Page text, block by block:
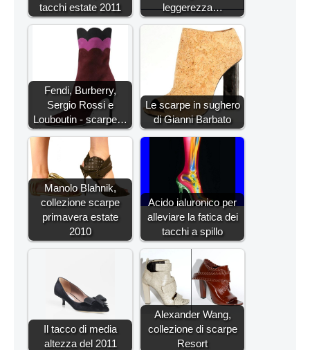
tacchi estate 2011
leggerezza…
Fendi, Burberry,
Sergio Rossi e
Louboutin - scarpe…
Le scarpe in sughero
di Gianni Barbato
Manolo Blahnik,
collezione scarpe
primavera estate
2010
Acido ialuronico per
alleviare la fatica dei
tacchi a spillo
Il tacco di media
altezza del 2011
Alexander Wang,
collezione di scarpe
Resort